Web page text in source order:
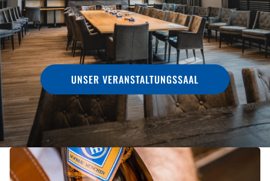
UNSER VERANSTALTUNGSSAAL